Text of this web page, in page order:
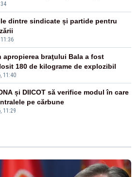
dintre sindicate și partide pentru
11:40
apropierea braţului Bala a fost
180 de kilograme de explozibil
11:29
și DIICOT să verifice modul în care
pe cărbune